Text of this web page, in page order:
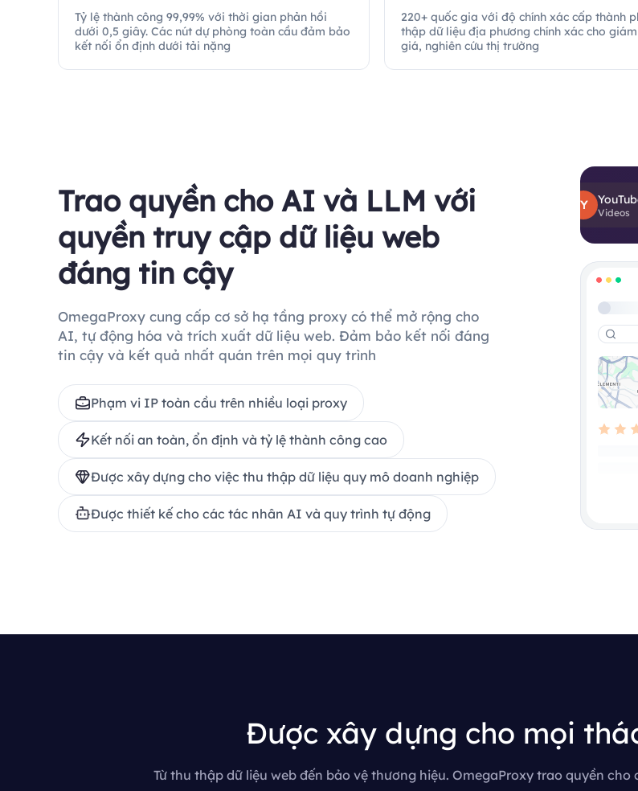
Tỷ lệ thành công 99,99% với thời gian phản hồi
dưới 0,5 giây. Các nút dự phòng toàn cầu đảm bảo
kết nối ổn định dưới tải nặng
220+ quốc gia với độ chính xác cấp thành
thập dữ liệu địa phương chính xác cho
giá, nghiên cứu thị trường
Trao quyền cho AI và LLM với
quyền truy cập dữ liệu web
đáng tin cậy
OmegaProxy cung cấp cơ sở hạ tầng proxy có thể mở rộng cho
AI, tự động hóa và trích xuất dữ liệu web. Đảm bảo kết nối đáng
tin cậy và kết quả nhất quán trên mọi quy trình
Phạm vi IP toàn cầu trên nhiều loại proxy
Kết nối an toàn, ổn định và tỷ lệ thành công cao
Được xây dựng cho việc thu thập dữ liệu quy mô doanh nghiệp
Được thiết kế cho các tác nhân AI và quy trình tự động
S Search
Results A Amazon
Products T TikTok
Product Views
Facebook
Post Reviews
YouTube
Videos
Được xây dựng cho mọi
Từ thu thập dữ liệu web đến bảo vệ thương hiệu. OmegaProxy trao quyền